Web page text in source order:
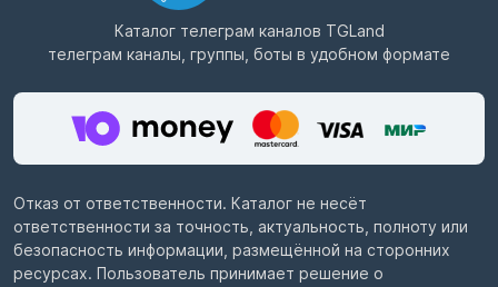
Каталог телеграм каналов TGLand
телеграм каналы, группы, боты в удобном формате
Отказ от ответственности. Каталог не несёт
ответственности за точность, актуальность, полноту или
безопасность информации, размещённой на сторонних
ресурсах. Пользователь принимает решение о